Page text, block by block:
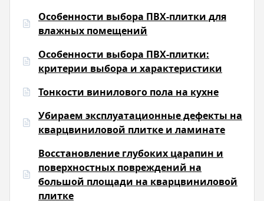
Особенности выбора ПВХ-плитки для
влажных помещений
Особенности выбора ПВХ-плитки:
критерии выбора и характеристики
Тонкости винилового пола на кухне
Убираем эксплуатационные дефекты на
кварцвиниловой плитке и ламинате
Восстановление глубоких царапин и
поверхностных повреждений на
большой площади на кварцвиниловой
плитке